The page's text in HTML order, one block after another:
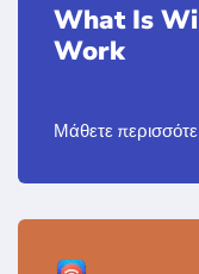
What Is
Work
Μάθετε